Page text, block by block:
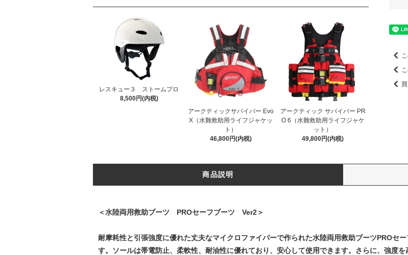
レスキュー３ ストームプロ
8,500円(内税)
アークティックサバイバー Evo
X（水難救助用ライフジャケッ
ト）
46,800円(内税)
アークティック サバイバー PR
O 6（水難救助用ライフジャケ
ット）
49,800円(内税)
商品説明
＜水陸両用救助ブーツ PROセーフブーツ Ver2＞
耐摩耗性と引張強度に優れた丈夫なマイクロファイバーで作られた水陸両用救助ブーツPROセ
す。ソールは帯電防止、柔軟性、耐油性に優れており、安心して使用できます。さらに、強度